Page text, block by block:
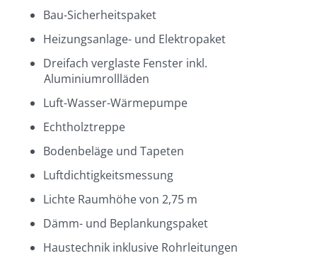
Bau-Sicherheitspaket
Heizungsanlage- und Elektropaket
Dreifach verglaste Fenster inkl.
Aluminiumrollläden
Luft-Wasser-Wärmepumpe
Echtholztreppe
Bodenbeläge und Tapeten
Luftdichtigkeitsmessung
Lichte Raumhöhe von 2,75 m
Dämm- und Beplankungspaket
Haustechnik inklusive Rohrleitungen